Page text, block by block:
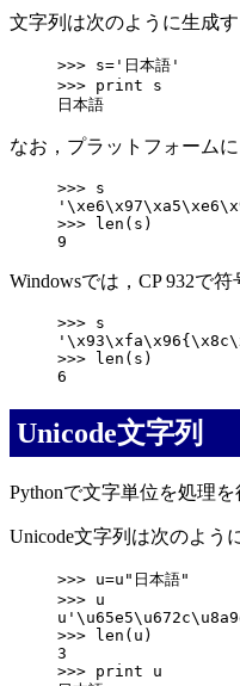
文字列は次のように生成す
>>> s='日本語'
>>> print s
なお，プラットフォーム
>>> s
>>> len(s)
Windowsでは，CP 932で
>>> s
>>> len(s)
Unicode文字列
Pythonで文字単位を処理
Unicode文字列は次のよう
>>> u=u"日本語"
>>> u
>>> len(u)
3
>>> print u